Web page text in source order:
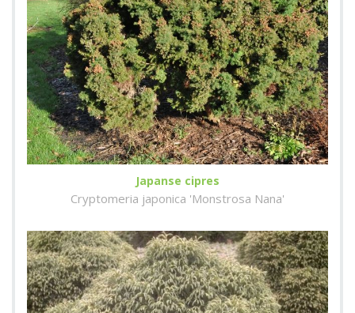
Japanse cipres
Cryptomeria japonica 'Monstrosa Nana'